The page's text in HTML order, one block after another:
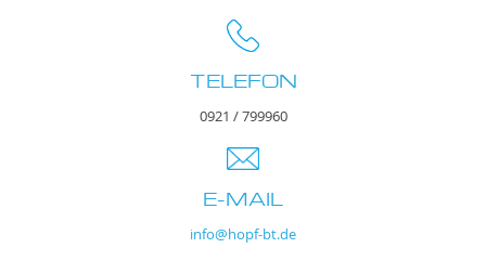
TELEFON
0921 / 799960
E-MAIL
info@hopf-bt.de